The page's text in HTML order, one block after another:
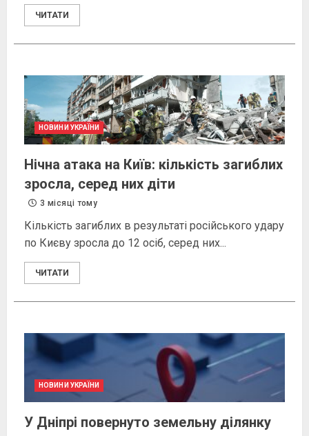
ЧИТАТИ
НОВИНИ УКРАЇНИ
Нічна атака на Київ: кількість загиблих
зросла, серед них діти
3 місяці тому
Кількість загиблих в результаті російського удару
по Києву зросла до 12 осіб, серед них...
ЧИТАТИ
НОВИНИ УКРАЇНИ
У Дніпрі повернуто земельну ділянку